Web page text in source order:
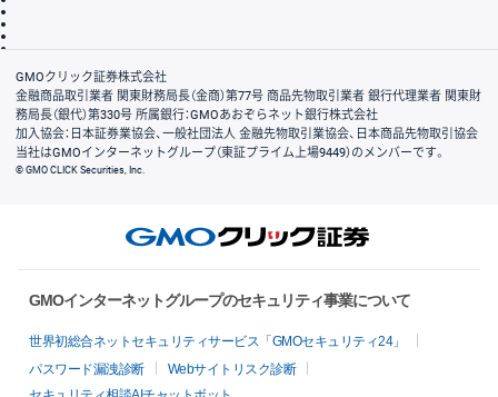
会社案内
GMOクリック証券株式会社
金融商品取引業者 関東財務局長（金商）第77号 商品先物取引業者 銀行代理業者 関東財
務局長（銀代）第330号 所属銀行：GMOあおぞらネット銀行株式会社
加入協会：日本証券業協会、一般社団法人 金融先物取引業協会、日本商品先物取引協会
当社はGMOインターネットグループ（東証プライム上場9449）のメンバーです。
© GMO CLICK Securities, Inc.
GMOインターネットグループのセキュリティ事業について
世界初総合ネットセキュリティサービス「GMOセキュリティ24」
パスワード漏洩診断
Webサイトリスク診断